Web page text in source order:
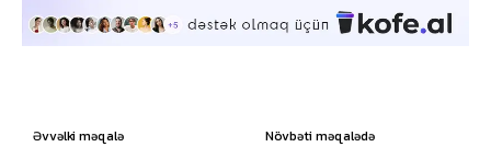
Əvvəlki məqalə Növbəti məqalədə